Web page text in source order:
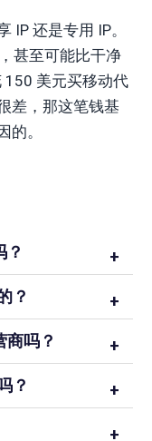
IP 还是专用 IP。
甚至可能比干净
150 美元买移动代
差，那这笔钱基
的。
？
？
商吗？
？